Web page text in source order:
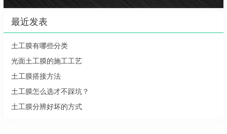
最近发表
土工膜有哪些分类
光面土工膜的施工工艺
土工膜搭接方法
土工膜怎么选才不踩坑？
土工膜分辨好坏的方式